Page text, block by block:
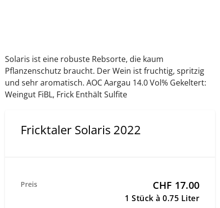
Solaris ist eine robuste Rebsorte, die kaum
Pflanzenschutz braucht. Der Wein ist fruchtig, spritzig
und sehr aromatisch. AOC Aargau 14.0 Vol% Gekeltert:
Weingut FiBL, Frick Enthält Sulfite
Fricktaler Solaris 2022
Preis CHF 17.00
1 Stück à 0.75 Liter